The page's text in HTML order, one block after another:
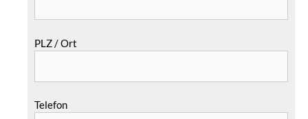
PLZ / Ort
Telefon